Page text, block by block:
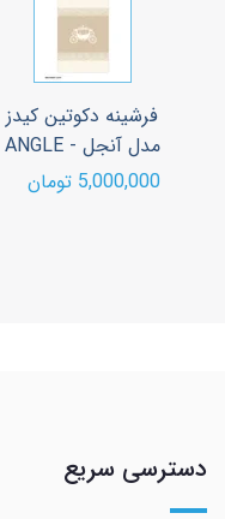
فرشینه دکوتین کیدز
مدل آنجل - ANGLE
5,000,000 تومان
دسترسی سریع